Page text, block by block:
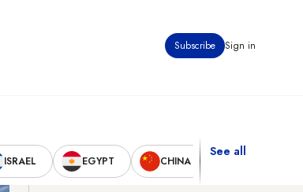
Subscribe Sign in
ISRAEL EGYPT CHINA
See all
Latest News